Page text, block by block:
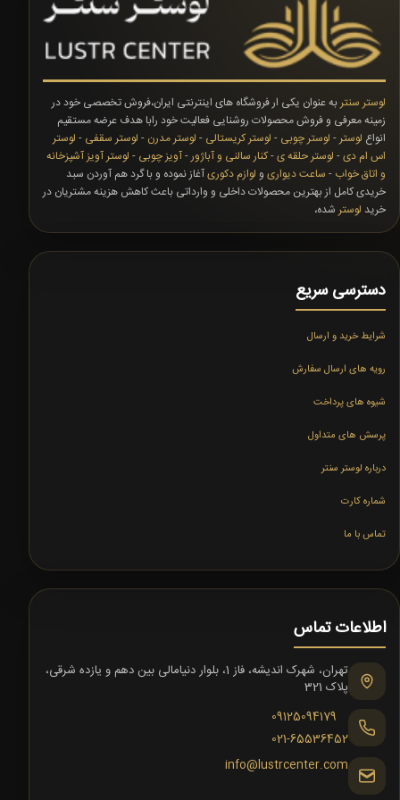
لوستر سنتر به عنوان یکی ار فروشگاه های اینترنتی ایران،فروش تخصصی خود در
زمینه معرفی و فروش محصولات روشنایی فعالیت خود رابا هدف عرضه مستقیم
انواع لوستر - لوستر چوبی - لوستر کریستالی - لوستر مدرن - لوستر سقفی - لوستر
اس ام دی- لوستر حلقه ی-کنار سالنی و آباژور-آویز چوبی - لوستر آویز آشپزخانه
و اتاق خواب - ساعت دیواری و لوازم دکوریآغاز نموده و با گرد هم آوردن سبد
خریدی کامل از بهترین محصولات داخلی و وارداتی باعث کاهش هزینه مشتریان در
خرید لوستر شده،
دسترسی سریع
شرایط خرید و ارسال
رویه های ارسال سفارش
شیوه های پرداخت
پرسش های متداول
درباره لوستر سنتر
شماره کارت
تماس با ما
اطلاعات تماس
تهران، شهرک اندیشه، فاز 1، بلوار دنیامالی بین دهم و یازده شرقی،
پلاک 321
09125094179
021-65536452
info@lustrcenter.com